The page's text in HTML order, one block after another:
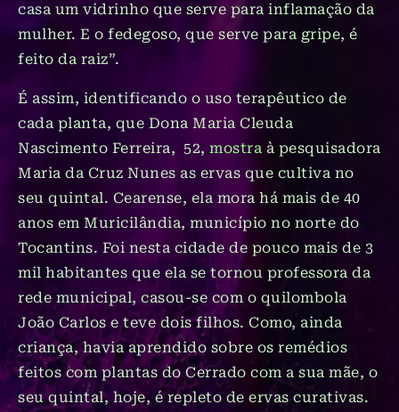
casa um vidrinho que serve para inflamação da
mulher. E o fedegoso, que serve para gripe, é
feito da raiz”.
É assim, identificando o uso terapêutico de
cada planta, que Dona Maria Cleuda
Nascimento Ferreira, 52, mostra à pesquisadora
Maria da Cruz Nunes as ervas que cultiva no
seu quintal. Cearense, ela mora há mais de 40
anos em Muricilândia, município no norte do
Tocantins. Foi nesta cidade de pouco mais de 3
mil habitantes que ela se tornou professora da
rede municipal, casou-se com o quilombola
João Carlos e teve dois filhos. Como, ainda
criança, havia aprendido sobre os remédios
feitos com plantas do Cerrado com a sua mãe, o
seu quintal, hoje, é repleto de ervas curativas.